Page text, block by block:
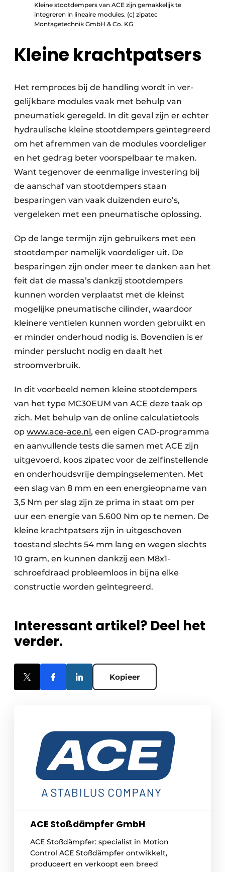
Kleine stootdempers van ACE zijn gemakkelijk te
integreren in lineaire modules. (c) zipatec
Montagetechnik GmbH & Co. KG
Kleine krachtpatsers
Het remproces bij de handling wordt in ver­
gelijkbare modules vaak met behulp van
pneumatiek geregeld. In dit geval zijn er echter
hydraulische kleine stootdempers geïntegreerd
om het afremmen van de modules voordeliger
en het gedrag beter voorspelbaar te maken.
Want tegenover de eenmalige investering bij
de aanschaf van stootdempers staan
besparingen van vaak duizenden euro’s,
vergeleken met een pneumatische oplossing.
Op de lange termijn zijn gebruikers met een
stootdemper namelijk voordeliger uit. De
besparingen zijn onder meer te danken aan het
feit dat de massa’s dankzij stootdempers
kunnen worden verplaatst met de kleinst
mogelijke pneumatische cilinder, waardoor
kleinere ventielen kunnen worden gebruikt en
er minder onderhoud nodig is. Bovendien is er
minder perslucht nodig en daalt het
stroomverbruik.
In dit voorbeeld nemen kleine stootdempers
van het type MC30EUM van ACE deze taak op
zich. Met behulp van de online calculatietools
op www.ace-ace.nl, een eigen CAD-programma
en aanvullende tests die samen met ACE zijn
uitgevoerd, koos zipatec voor de zelfinstellende
en onderhoudsvrije dempingselementen. Met
een slag van 8 mm en een energieopname van
3,5 Nm per slag zijn ze prima in staat om per
uur een energie van 5.600 Nm op te nemen. De
kleine krachtpatsers zijn in uitgeschoven
toestand slechts 54 mm lang en wegen slechts
10 gram, en kunnen dankzij een M8x1-
schroefdraad probleemloos in bijna elke
constructie worden geïntegreerd.
Interessant artikel? Deel het
verder.
Kopieer
ACE Stoßdämpfer GmbH
ACE Stoßdämpfer: specialist in Motion
Control ACE Stoßdämpfer ontwikkelt,
produceert en verkoopt een breed